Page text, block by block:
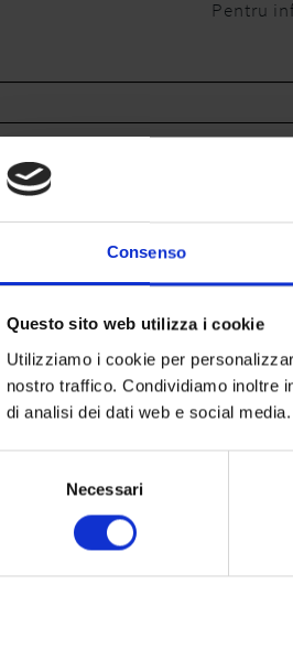
Consenso
Questo sito web utilizza i cookie
Utilizziamo i cookie per
nostro traffico. Condividiamo inoltre
di analisi dei dati web e social media.
Necessari
Pentru